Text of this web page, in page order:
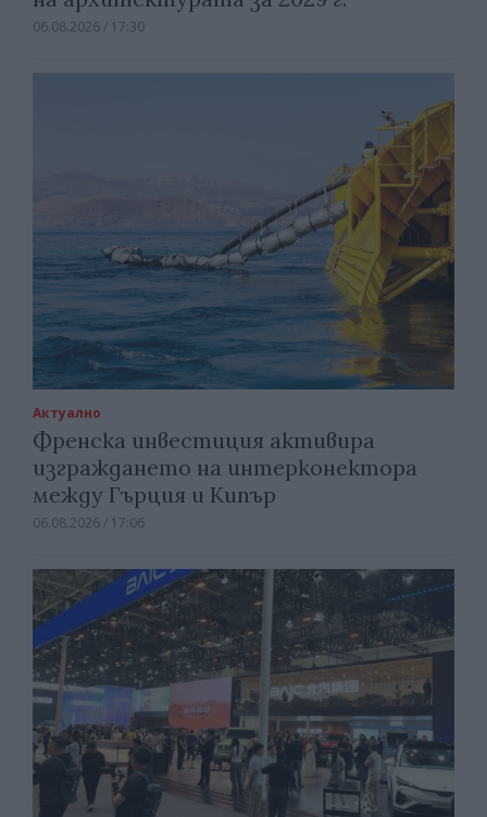
06.08.2026 / 17:30
Актуално
Френска инвестиция активира
изграждането на интерконектора
между Гърция и Кипър
06.08.2026 / 17:06